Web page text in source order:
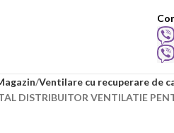
Ventilare cu recuperare de
DISTRIBUITOR VENTILATIE